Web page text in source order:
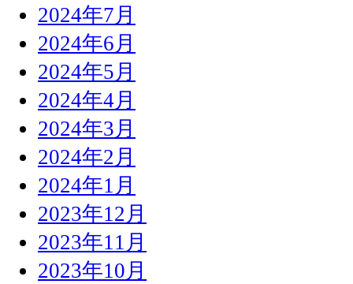
2024年7月
2024年6月
2024年5月
2024年4月
2024年3月
2024年2月
2024年1月
2023年12月
2023年11月
2023年10月